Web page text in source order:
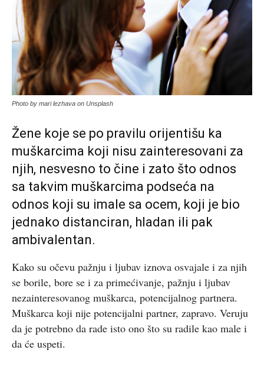
Photo by mari lezhava on Unsplash
Žene koje se po pravilu orijentišu ka
muškarcima koji nisu zainteresovani za
njih, nesvesno to čine i zato što odnos
sa takvim muškarcima podseća na
odnos koji su imale sa ocem, koji je bio
jednako distanciran, hladan ili pak
ambivalentan.
Kako su očevu pažnju i ljubav iznova osvajale i za njih
se borile, bore se i za primećivanje, pažnju i ljubav
nezainteresovanog muškarca, potencijalnog partnera.
Muškarca koji nije potencijalni partner, zapravo. Veruju
da je potrebno da rade isto ono što su radile kao male i
da će uspeti.